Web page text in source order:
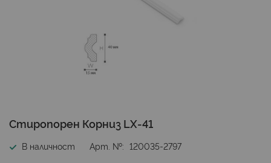
Преминете
началото
Стиропорен Корниз LX-41
В наличност Арт. № 120035-2797